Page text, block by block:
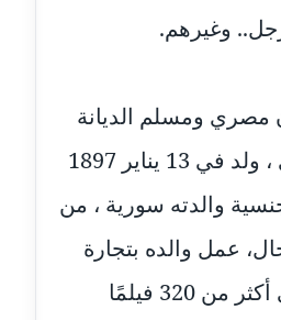
كاشف
الدين
ابو زيد
محسن
رجل.. وغيرهم.
ومسلم الديانة
مواليد برج الجدي ، ولد في 13 يناير 1897
والدته سورية ، من
عمل والده بتجارة
الجلود، شارك في أكثر من 320 فيلمًا